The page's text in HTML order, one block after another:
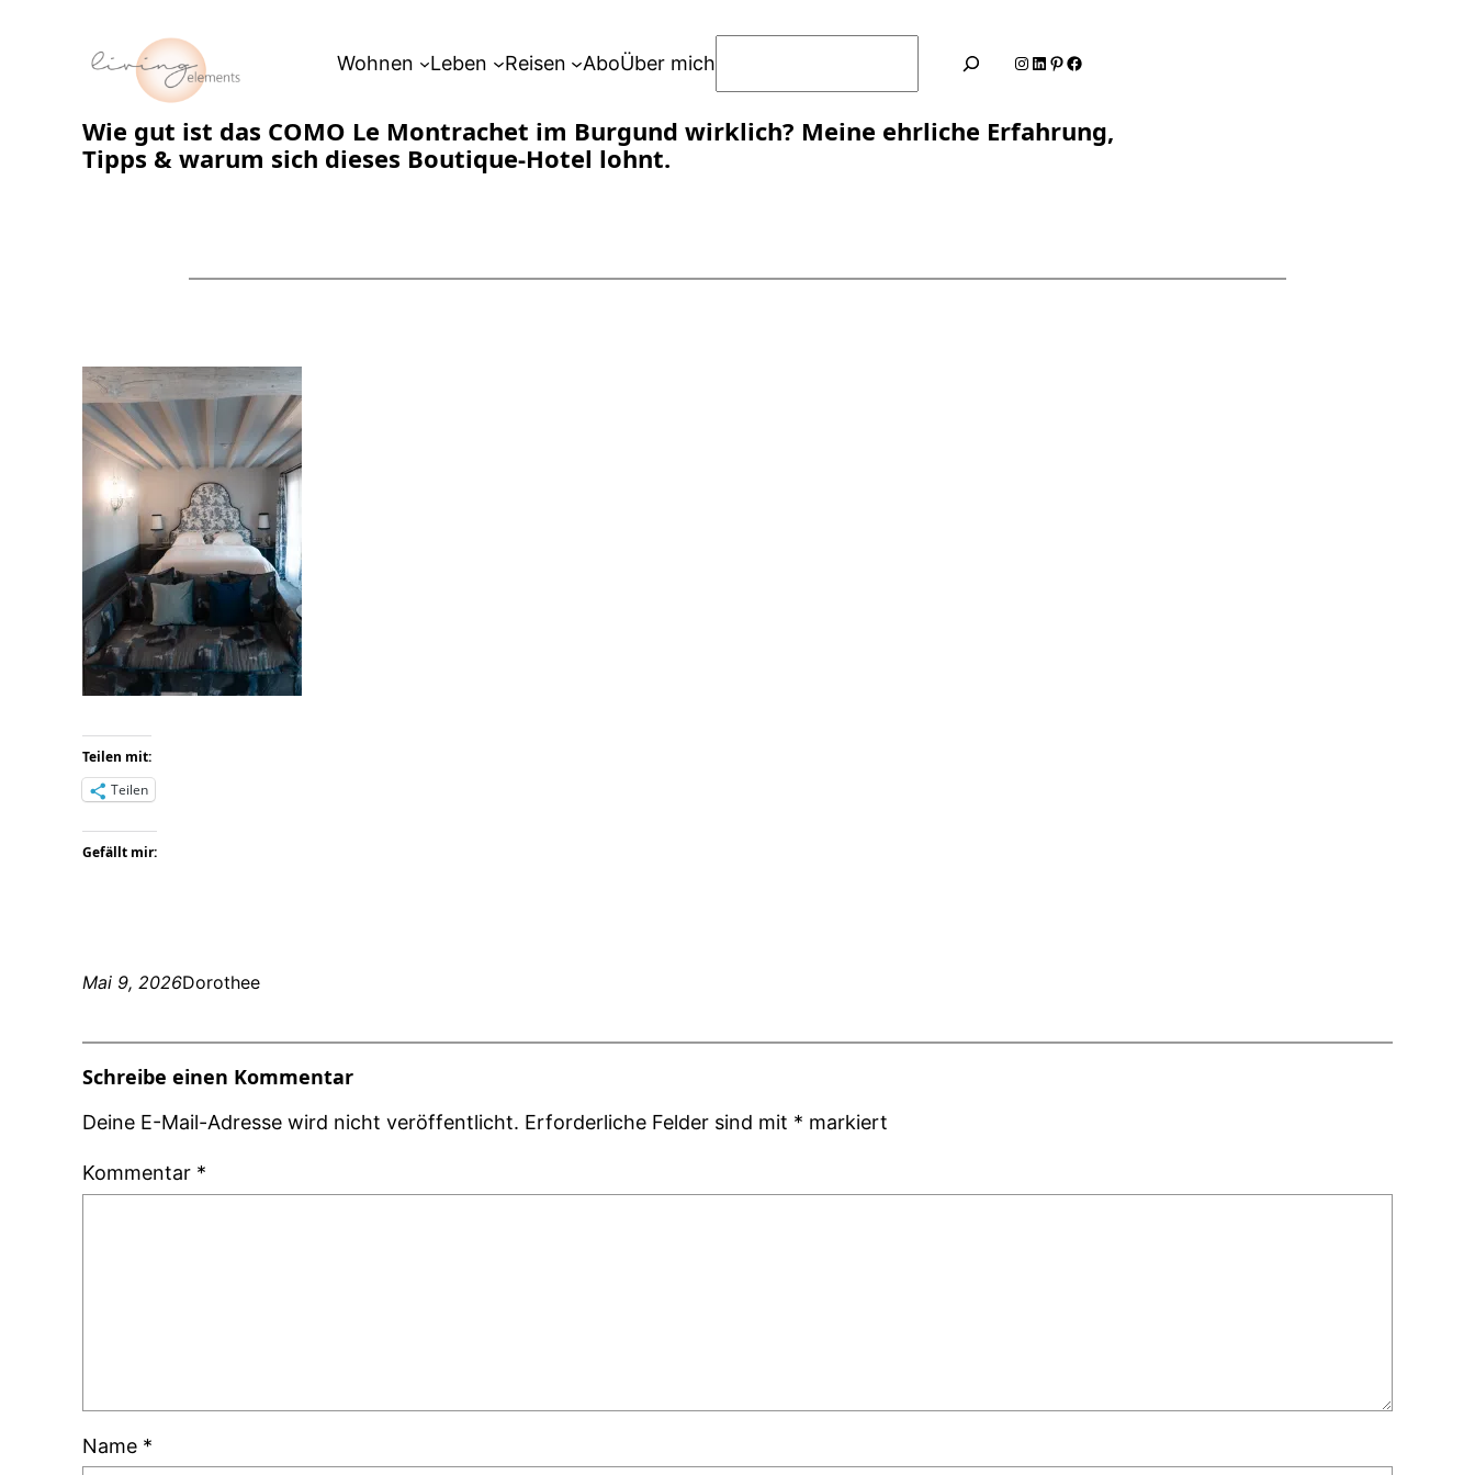
Wohnen Leben Reisen AboÜber mich
h
Instagram LinkedIn Pinterest Facebook
Wie gut ist das COMO Le Montrachet im Burgund wirklich? Meine ehrliche Erfahrung,
Tipps & warum sich dieses Boutique-Hotel lohnt.
Teilen mit:
Teilen
Gefällt mir:
Mai 9, 2026Dorothee
Schreibe einen Kommentar
Deine E-Mail-Adresse wird nicht veröffentlicht. Erforderliche Felder sind mit * markiert
Kommentar *
Name *